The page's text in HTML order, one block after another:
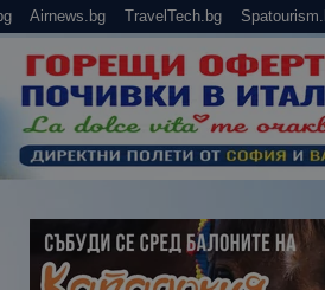
Airnews.bg TravelTech.bg